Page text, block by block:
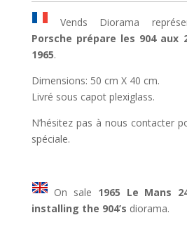
Vends Diorama
Porsche prépare les 904 aux
1965.
Dimensions: 50 cm X 40 cm.
Livré sous capot plexiglass.
N’hésitez pas à nous contacter
spéciale.
On sale 1965 Le Mans
installing the 904’s diorama.